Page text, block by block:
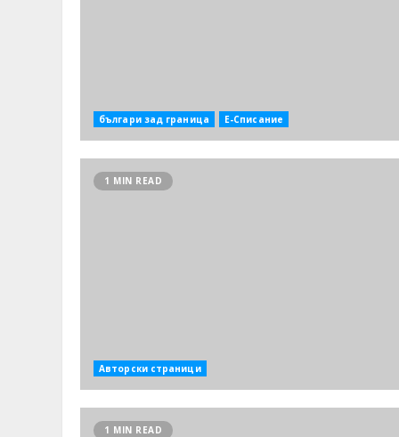
българи зад граница Е-Списание
1 MIN READ
Авторски страници
1 MIN READ